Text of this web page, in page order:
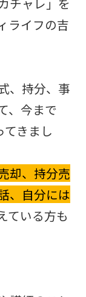
ライフの吉
、持分、事
、今まで
きまし
却、持分売
、自分には
ている方も